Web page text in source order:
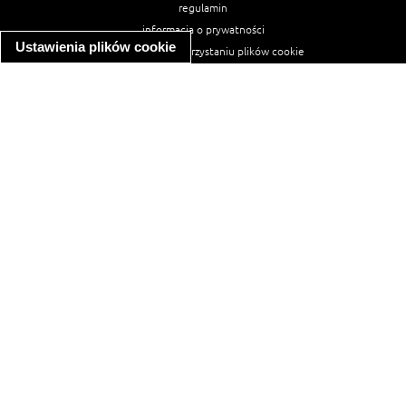
Ustawienia plików cookie
regulamin
informacja o prywatności
informacja o wykorzystaniu plików cookie